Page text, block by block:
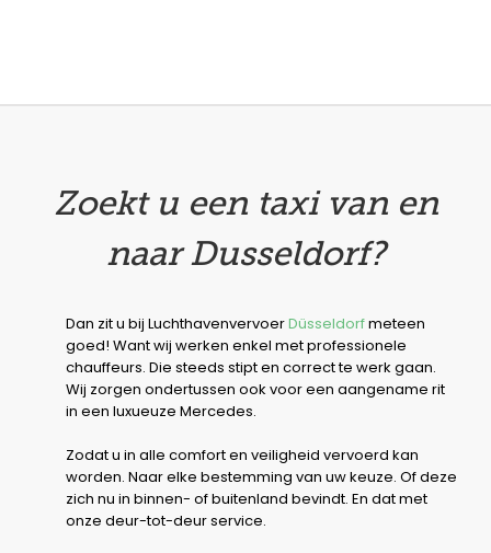
Zoekt u een taxi van en
naar Dusseldorf?
Dan zit u bij LuchthavenvervoerDüsseldorfmeteen
goed! Want wij werken enkel met professionele
chauffeurs. Die steeds stipt en correct te werk gaan.
Wij zorgen ondertussen ook voor een aangename rit
in een luxueuze Mercedes.
Zodat u in alle comfort en veiligheid vervoerd kan
worden. Naar elke bestemming van uw keuze. Of deze
zich nu in binnen- of buitenland bevindt. En dat met
onze deur-tot-deur service.